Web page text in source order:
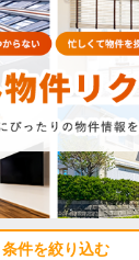
条件を絞り込む